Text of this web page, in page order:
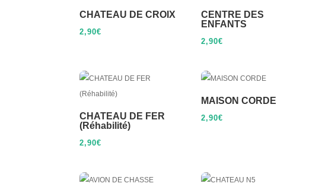
CHATEAU DE CROIX
2,90€
CENTRE DES
ENFANTS
2,90€
CHATEAU DE FER
(Réhabilité)
2,90€
MAISON CORDE
2,90€